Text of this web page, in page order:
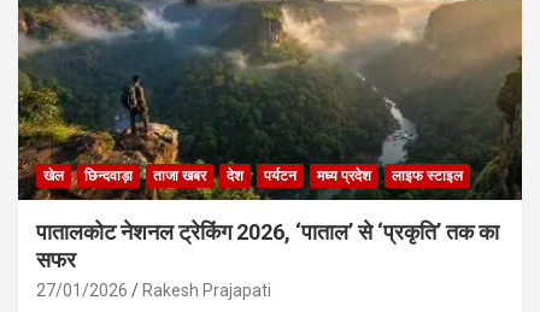
खेल छिन्दवाड़ा ताजा खबर देश पर्यटन मध्य प्रदेश लाइफ स्टाइल
पातालकोट नेशनल ट्रेकिंग 2026, ‘पाताल’ से ‘प्रकृति’ तक का
सफर
27/01/2026 Rakesh Prajapati